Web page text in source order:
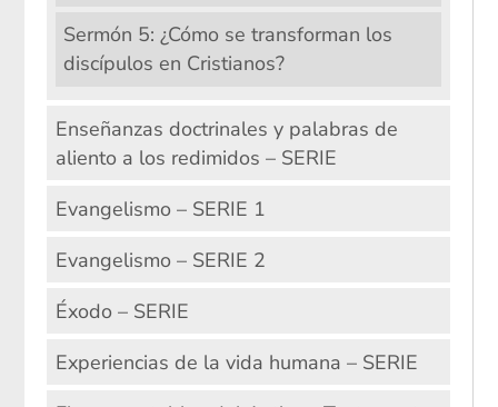
Sermón 5: ¿Cómo se transforman los
discípulos en Cristianos?
Enseñanzas doctrinales y palabras de
aliento a los redimidos – SERIE
Evangelismo – SERIE 1
Evangelismo – SERIE 2
Éxodo – SERIE
Experiencias de la vida humana – SERIE